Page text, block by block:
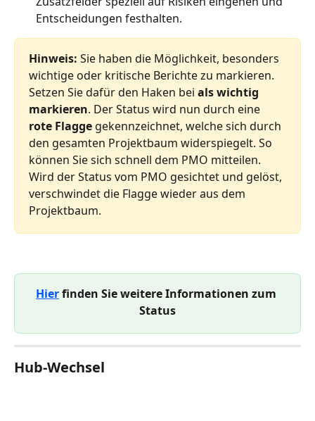
Entscheidungen festhalten.
Hinweis: Sie haben die Möglichkeit, besonders
wichtige oder kritische Berichte zu markieren.
Setzen Sie dafür den Haken bei als wichtig
markieren. Der Status wird nun durch eine
rote Flagge gekennzeichnet, welche sich durch
den gesamten Projektbaum widerspiegelt. So
können Sie sich schnell dem PMO mitteilen.
Wird der Status vom PMO gesichtet und gelöst,
verschwindet die Flagge wieder aus dem
Projektbaum.
Hier finden Sie weitere Informationen zum
Status
Hub-Wechsel